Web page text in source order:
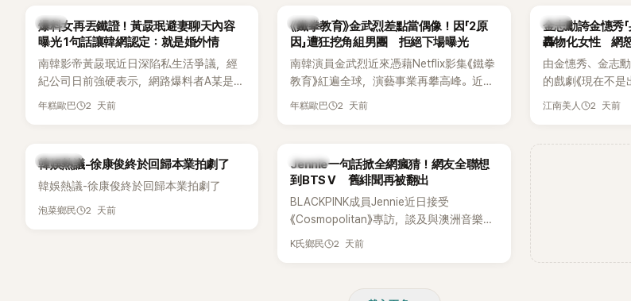
口回憶這段「隆乳疑雲黑歷史」，話題再度被
翻出來熱議。 2日播出的 SBS 綜藝節目
《我的經紀人太難搞－秘書鎮》，邀請同時
兼顧工作與育兒的演藝圈代表「媽媽群」
——李智惠、李賢怡、李恩亨，以第13位
合，兩人邊搭車邊聊天，氣氛輕鬆。聊到
最近的新聞，李瑞鎮突然直球發問：「妳不
是上新聞了？說妳去做整形？是人中縮短
手術嗎？」一貫犀利又不留情的問法，讓現
根本只是懂了皮
引發網友熱議。
韓星
爆料女再丟鐵證！黃晸珉避妻聊天內容
曝光 1句話讓韓網認定：就是婚外情
南韓影帝黃晸珉近日深陷私生活爭議，經
紀公司日前強硬表示，網路爆料者A某是涉
嫌長期跟蹤黃晸珉的嫌疑人，已採取法律
「雙向互動」，並非外界所稱的單方面騷擾。
年糕歐巴 2 天前
韓星
《鐵拳教育》金武烈差點當偶像！因「2原
因」遭狂挖角組男團 拒絕下場曝光
南韓演員金武烈近來憑藉Netflix影集《鐵拳
教育》紅遍全球，演藝事業再攀高峰。近日
被爆出一段鮮為人知的出道祕辛，原來他
年糕歐巴 2 天前
韓星
金志勳誇金憓秀
轟物化女性 網
由金憓秀、金志
的戲劇《現在不是
為宣傳新作品，
江南美人 2 天前
熱議討論
韓娛熱議-徐康俊終於回歸本業拍劇了
韓娛熱議-徐康俊終於回歸本業拍劇了
泡菜鄉民 2 天前
K-POP
Jennie一句話掀全網瘋猜！網友全聯想
到BTS V 舊緋聞再被翻出
BLACKPINK成員Jennie近日接受
《Cosmopolitan》專訪，談及與澳洲音樂人
Tame Impala合作推出〈Dracula（JENNIE
K氏鄉民 2 天前